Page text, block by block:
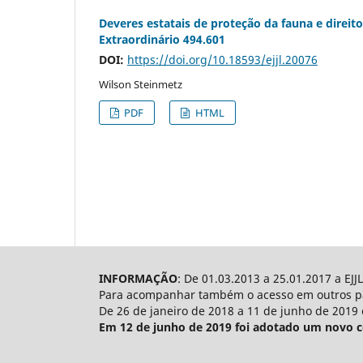
Deveres estatais de proteção da fauna e
Extraordinário 494.601
DOI: https://doi.org/10.18593/ejjl.20076
Wilson Steinmetz
PDF
HTML
INFORMAÇÃO: De 01.03.2013 a 25.01.2017 a
Para acompanhar também o acesso em outros
De 26 de janeiro de 2018 a 11 de junho de
Em 12 de junho de 2019 foi adotado um novo